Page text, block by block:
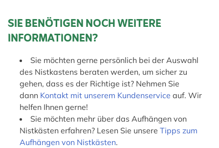
SIE BENÖTIGEN NOCH WEITERE
INFORMATIONEN?
Sie möchten gerne persönlich bei der Auswahl
des Nistkastens beraten werden, um sicher zu
gehen, dass es der Richtige ist? Nehmen Sie
dann Kontakt mit unserem Kundenservice auf. Wir
helfen Ihnen gerne!
Sie möchten mehr über das Aufhängen von
Nistkästen erfahren? Lesen Sie unsere Tipps zum
Aufhängen von Nistkästen.